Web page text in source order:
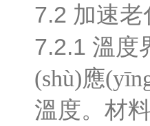
7.2 加速老
7.2.1 溫度
(shù)應
溫度